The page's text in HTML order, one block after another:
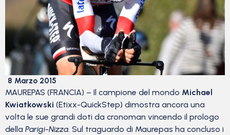
8 Marzo 2015
MAUREPAS (FRANCIA) – Il campione del mondo Michael
Kwiatkowski (Etixx-QuickStep) dimostra ancora una
volta le sue grandi doti da cronoman vincendo il prologo
della Parigi-Nizza. Sul traguardo di Maurepas ha concluso i